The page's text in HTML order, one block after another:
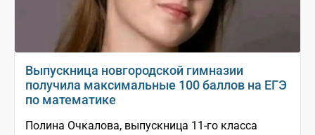
Выпускница новгородской гимназии
получила максимальные 100 баллов на ЕГЭ
по математике
Полина Очкалова, выпускница 11-го класса